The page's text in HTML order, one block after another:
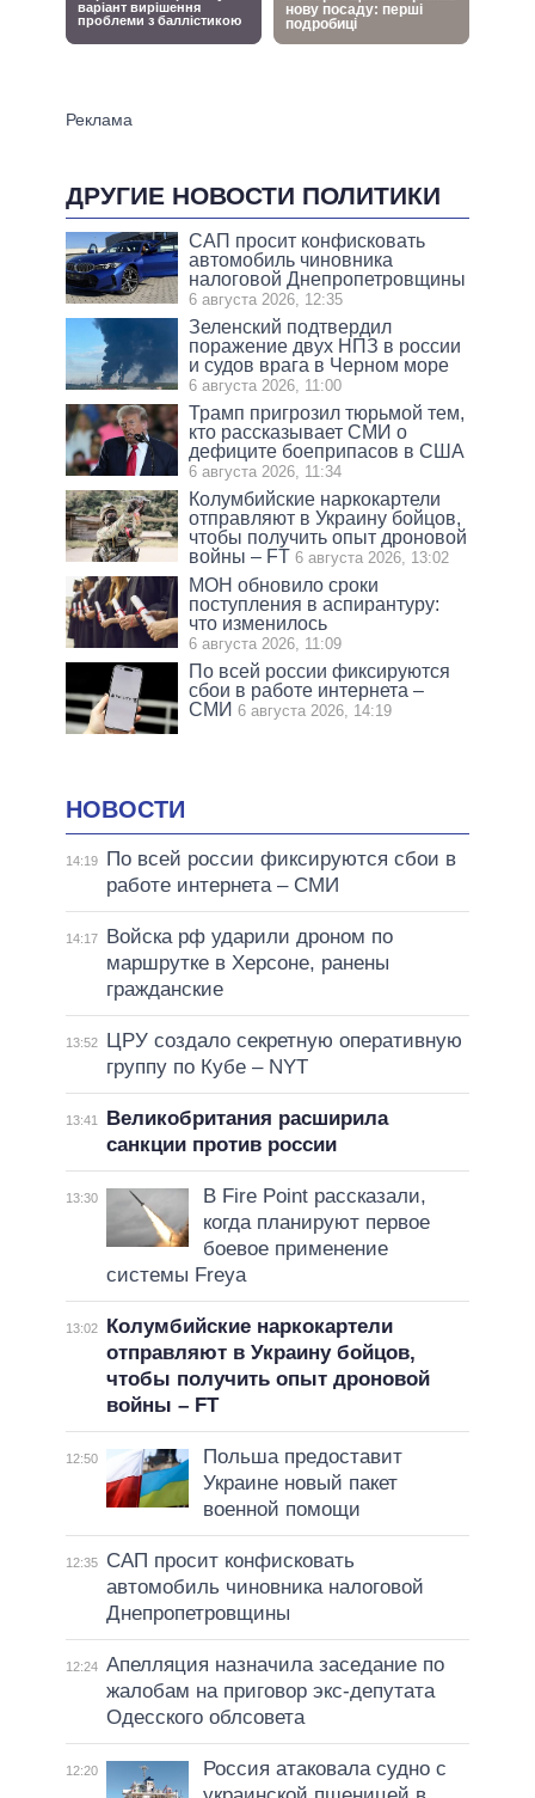
ДРУГИЕ НОВОСТИ ПОЛИТИКИ
САП просит конфисковать
автомобиль чиновника
налоговой Днепропетровщины
6 августа 2026, 12:35
Зеленский подтвердил
поражение двух НПЗ в россии
и судов врага в Черном море
6 августа 2026, 11:00
Трамп пригрозил тюрьмой тем,
кто рассказывает СМИ о
дефиците боеприпасов в США
6 августа 2026, 11:34
Колумбийские наркокартели
отправляют в Украину бойцов,
чтобы получить опыт дроновой
войны – FT 6 августа 2026, 13:02
МОН обновило сроки
поступления в аспирантуру:
что изменилось
6 августа 2026, 11:09
По всей россии фиксируются
сбои в работе интернета –
СМИ 6 августа 2026, 14:19
НОВОСТИ
14:19
По всей россии фиксируются сбои в
работе интернета – СМИ
14:17
Войска рф ударили дроном по
маршрутке в Херсоне, ранены
гражданские
13:52
ЦРУ создало секретную оперативную
группу по Кубе – NYT
13:41
Великобритания расширила
санкции против россии
13:30
В Fire Point рассказали,
когда планируют первое
боевое применение
системы Freya
13:02
Колумбийские наркокартели
отправляют в Украину бойцов,
чтобы получить опыт дроновой
войны – FT
12:50
Польша предоставит
Украине новый пакет
военной помощи
12:35
САП просит конфисковать
автомобиль чиновника налоговой
Днепропетровщины
12:24 Апелляция назначила заседание по
жалобам на приговор экс-депутата
Одесского облсовета
12:20
Россия атаковала судно с